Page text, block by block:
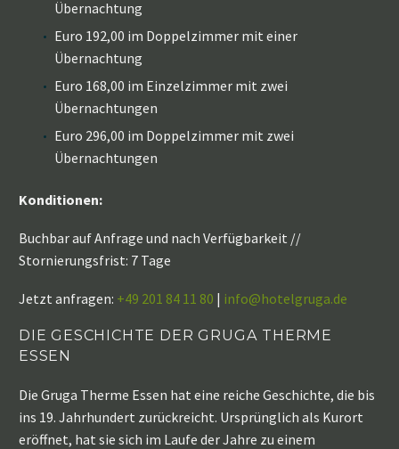
Übernachtung
Euro 192,00 im Doppelzimmer mit einer
Übernachtung
Euro 168,00 im Einzelzimmer mit zwei
Übernachtungen
Euro 296,00 im Doppelzimmer mit zwei
Übernachtungen
Konditionen:
Buchbar auf Anfrage und nach Verfügbarkeit //
Stornierungsfrist: 7 Tage
Jetzt anfragen: +49 201 84 11 80 | info@hotelgruga.de
DIE GESCHICHTE DER GRUGA THERME
ESSEN
Die Gruga Therme Essen hat eine reiche Geschichte, die bis
ins 19. Jahrhundert zurückreicht. Ursprünglich als Kurort
eröffnet, hat sie sich im Laufe der Jahre zu einem